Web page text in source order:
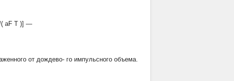
aF )] —
от дождево- го импульсного объема.